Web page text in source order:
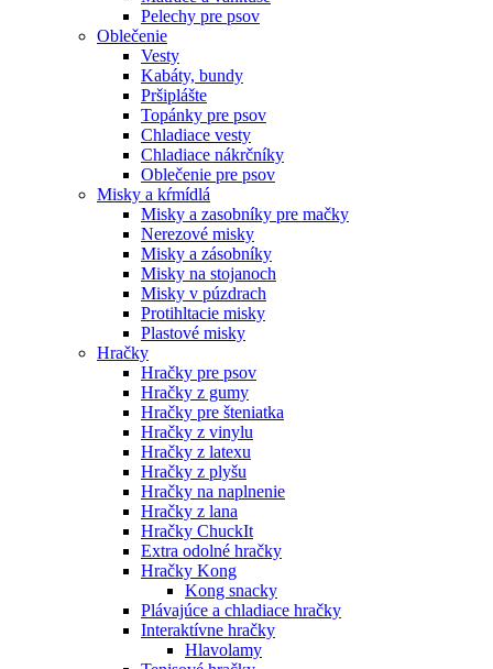
Pelechy pre psov
Oblečenie
Vesty
Kabáty, bundy
Pršiplášte
Topánky pre psov
Chladiace vesty
Chladiace nákrčníky
Oblečenie pre psov
Misky a kŕmídlá
Misky a zasobníky pre mačky
Nerezové misky
Misky a zásobníky
Misky na stojanoch
Misky v púzdrach
Protihltacie misky
Plastové misky
Hračky
Hračky pre psov
Hračky z gumy
Hračky pre šteniatka
Hračky z vinylu
Hračky z latexu
Hračky z plyšu
Hračky na naplnenie
Hračky z lana
Hračky ChuckIt
Extra odolné hračky
Hračky Kong
Kong snacky
Plávajúce a chladiace hračky
Interaktívne hračky
Hlavolamy